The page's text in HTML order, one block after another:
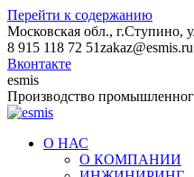
Перейти к содержанию
Московская обл., г.Ступино,
8 915 118 72 51zakaz@esmis.ru
Вконтакте
esmis
Производство
О НАС
О КОМПАНИИ